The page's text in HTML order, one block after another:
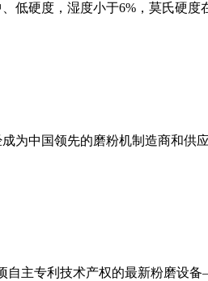
低硬度，湿度小于6%，莫氏硬
为中国领先的磨粉机制造商和
主专利技术产权的最新粉磨设